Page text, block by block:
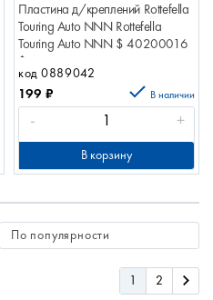
Пластина д/креплений Rottefella
Touring Auto NNN Rottefella
Touring Auto NNN $ 40200016
$
код 0889042
199 ₽ В наличии
- +
В корзину
1 2